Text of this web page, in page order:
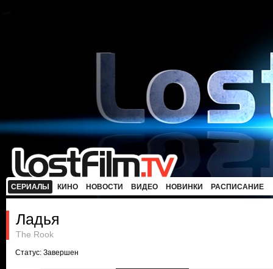
СЕРИАЛЫ КИНО НОВОСТИ ВИДЕО НОВИНКИ РАСПИСАНИЕ
Ладья
The Rook
Статус: Завершен